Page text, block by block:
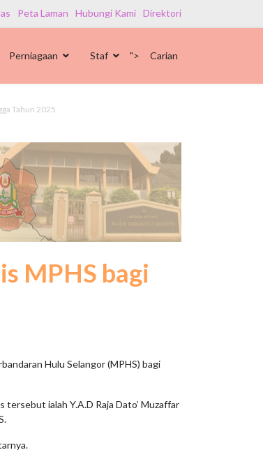
Peta Laman Hubungi Kami Direktori
Perniagaan Staf "> Carian
Tahun 2025
MPHS bagi
Hulu Selangor (MPHS) bagi
ialah Y.A.D Raja Dato’ Muzaffar